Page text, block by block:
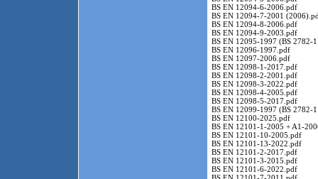
BS EN 12094-6-2006.pdf
BS EN 12094-7-2001
BS EN 12094-8-2006.pdf
BS EN 12094-9-2003.pdf
BS EN 12095-1997 (BS 2782-
BS EN 12096-1997.pdf
BS EN 12097-2006.pdf
BS EN 12098-1-2017.pdf
BS EN 12098-2-2001.pdf
BS EN 12098-3-2022.pdf
BS EN 12098-4-2005.pdf
BS EN 12098-5-2017.pdf
BS EN 12099-1997 (BS 2782-
BS EN 12100-2025.pdf
BS EN 12101-1-2005 + A1-
BS EN 12101-10-2005.pdf
BS EN 12101-13-2022.pdf
BS EN 12101-2-2017.pdf
BS EN 12101-3-2015.pdf
BS EN 12101-6-2022.pdf